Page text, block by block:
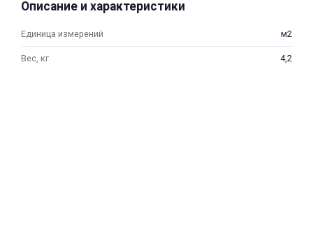
Описание и характеристики
Единица измерений м2
Вес, кг 4,2